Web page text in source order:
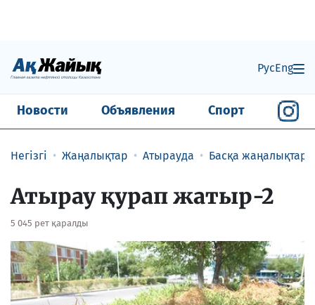
РусEng
Новости Объявления Спорт
Негізгі Жаңалықтар Атырауда Басқа жаңалықтар
​Атырау қурап жатыр-2
5 045 рет қаралды